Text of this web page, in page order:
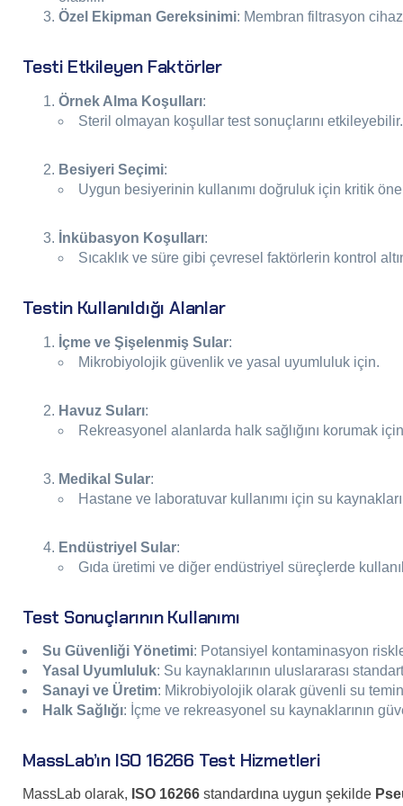
Özel Ekipman Gereksinimi: Membran filtrasyon
Testi Etkileyen Faktörler
Örnek Alma Koşulları:
Steril olmayan koşullar test sonuçlarını etkileyebilir.
Besiyeri Seçimi:
Uygun besiyerinin kullanımı doğruluk için kritik
İnkübasyon Koşulları:
Sıcaklık ve süre gibi çevresel faktörlerin kontrol
Testin Kullanıldığı Alanlar
İçme ve Şişelenmiş Sular:
Mikrobiyolojik güvenlik ve yasal uyumluluk için.
Havuz Suları:
Rekreasyonel alanlarda halk sağlığını korumak
Medikal Sular:
Hastane ve laboratuvar kullanımı için su
Endüstriyel Sular:
Gıda üretimi ve diğer endüstriyel süreçlerde
Test Sonuçlarının Kullanımı
Su Güvenliği Yönetimi: Potansiyel kontaminasyon
Yasal Uyumluluk: Su kaynaklarının uluslararası
Sanayi ve Üretim: Mikrobiyolojik olarak güvenli su
Halk Sağlığı: İçme ve rekreasyonel su kaynaklarının
MassLab’ın ISO 16266 Test Hizmetleri
MassLab olarak, ISO 16266 standardına uygun şekilde